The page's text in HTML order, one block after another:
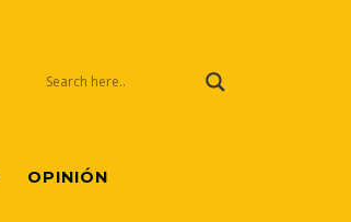
OPINIÓN